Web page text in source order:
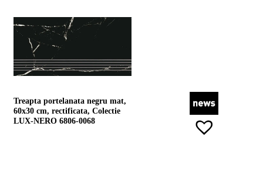
Treapta portelanata negru mat,
60x30 cm, rectificata, Colectie
LUX-NERO 6806-0068